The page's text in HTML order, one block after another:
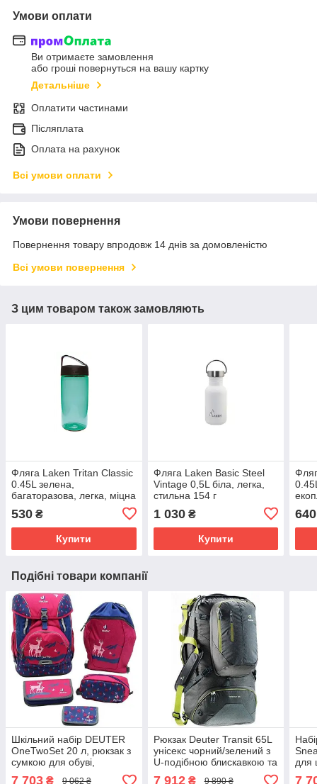
Умови оплати
Ви отримаєте замовлення
або гроші повернуться на вашу картку
Детальніше
Оплатити частинами
Післяплата
Оплата на рахунок
Всі умови оплати
Умови повернення
Повернення товару впродовж 14 днів за домовленістю
Всі умови повернення
З цим товаром також замовляють
Фляга Laken Tritan Classic
0.45L зелена,
багаторазова, легка, міцна
530 ₴
Купити
Фляга Laken Basic Steel
Vintage 0,5L біла, легка,
стильна 154 г
1 030₴
Купити
640
Подібні товари компанії
Шкільний набір DEUTER
OneTwoSet 20 л, рюкзак з
сумкою для обуві,
рожевий
7 703 ₴ 9 062 ₴
Рюкзак Deuter Transit 65L
унісекс чорний/зелений з
U-подібною блискавкою та
знімним ременем
7 912₴ 9 890 ₴
для
7